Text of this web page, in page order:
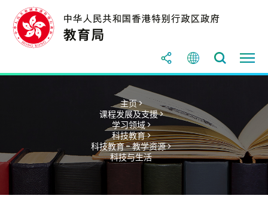
主页 >
课程发展及支援 >
学习领域 >
科技教育 >
科技教育 - 教学资源 >
科技与生活